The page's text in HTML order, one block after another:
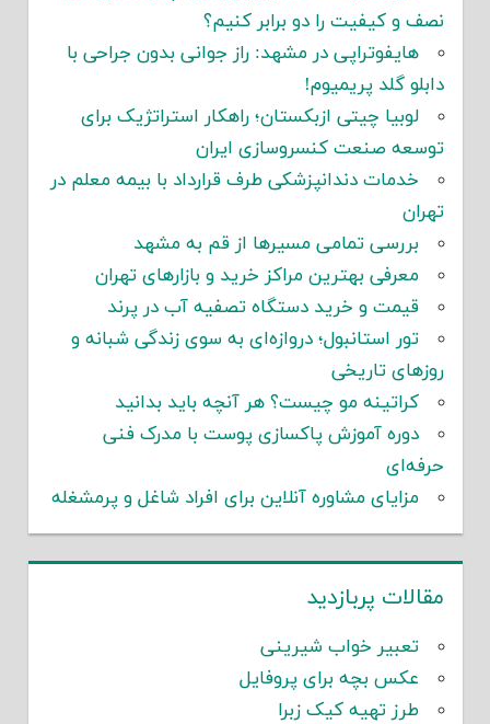
نصف و کیفیت را دو برابر کنیم؟
هایفوتراپی در مشهد: راز جوانی بدون جراحی با
دابلو گلد پریمیوم!
لوبیا چیتی ازبکستان؛ راهکار استراتژیک برای
توسعه صنعت کنسروسازی ایران
خدمات دندانپزشکی طرف قرارداد با بیمه معلم در
تهران
بررسی تمامی مسیرها از قم به مشهد
معرفی بهترین مراکز خرید و بازارهای تهران
قیمت و خرید دستگاه تصفیه آب در پرند
تور استانبول؛ دروازه‌ای به سوی زندگی شبانه و
روزهای تاریخی
کراتینه مو چیست؟ هر آنچه باید بدانید
دوره آموزش پاکسازی پوست با مدرک فنی
حرفه‌ای
مزایای مشاوره آنلاین برای افراد شاغل و پرمشغله
مقالات پربازدید
تعبیر خواب شیرینی
عکس بچه برای پروفایل
طرز تهیه کیک زبرا